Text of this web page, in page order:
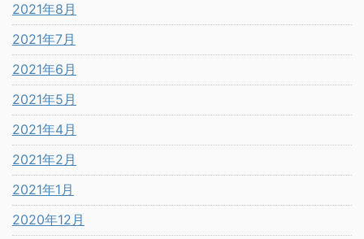
2021年8月
2021年7月
2021年6月
2021年5月
2021年4月
2021年2月
2021年1月
2020年12月